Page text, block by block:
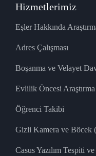
Hizmetlerimiz
Eşler Hakkında
Adres Çalışması
Boşanma ve Velayet
Evlilik Öncesi Araştırma
Öğrenci Takibi
Gizli Kamera ve Böcek
Casus Yazılım Tespiti